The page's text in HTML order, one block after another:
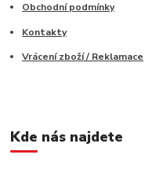
Obchodní podmínky
Kontakty
Vrácení zboží / Reklamace
Kde nás najdete